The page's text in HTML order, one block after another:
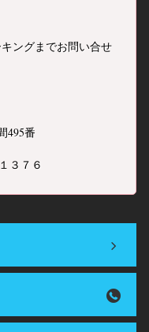
ングまでお問い合せ
495番
３７６